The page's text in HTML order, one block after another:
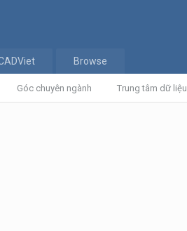
Góc chuyên ngành Trung tâm dữ liệu
Browse